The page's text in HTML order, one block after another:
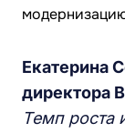
Екатерина
директора
Темп роста